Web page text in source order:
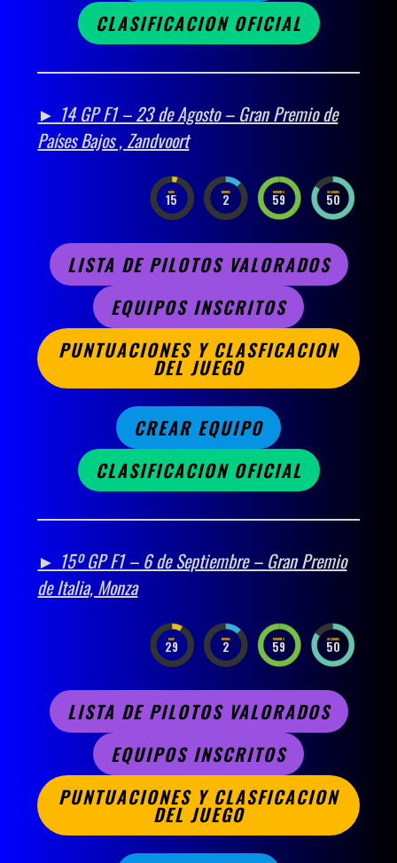
CLASIFICACION OFICIAL
► 14 GP F1 – 23 de Agosto – Gran Premio de
Países Bajos , Zandvoort
DAYS
15 HOURS
2 MINUTES
59 SECONDS
49
LISTA DE PILOTOS VALORADOS
EQUIPOS INSCRITOS
PUNTUACIONES Y CLASFICACION
DEL JUEGO
CREAR EQUIPO
CLASIFICACION OFICIAL
► 15º GP F1 – 6 de Septiembre – Gran Premio
de Italia, Monza
DAYS
29 HOURS
2 MINUTES
59 SECONDS
49
LISTA DE PILOTOS VALORADOS
EQUIPOS INSCRITOS
PUNTUACIONES Y CLASFICACION
DEL JUEGO